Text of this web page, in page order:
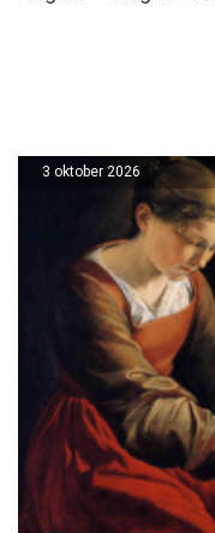
3 oktober 2026